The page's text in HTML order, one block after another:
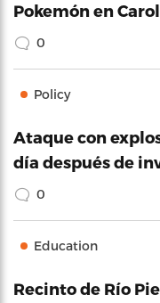
Pokemón en
0
Policy
Ataque con
día después de
0
Education
Recinto de Río